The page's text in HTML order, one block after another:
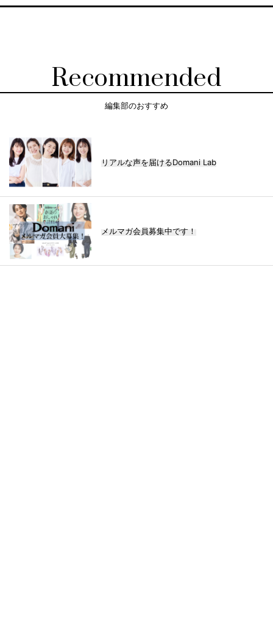
Recommended
編集部のおすすめ
リアルな声を届けるDomani Lab
メルマガ会員募集中です！